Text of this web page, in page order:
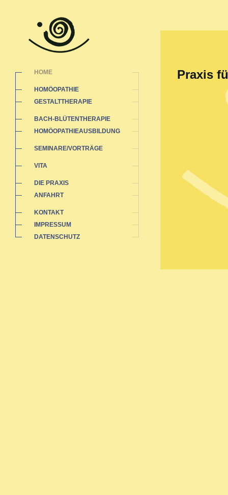
HOME
HOMÖOPATHIE
GESTALTTHERAPIE
BACH-BLÜTENTHERAPIE
HOMÖOPATHIEAUSBILDUNG
SEMINARE/VORTRÄGE
VITA
DIE PRAXIS
ANFAHRT
KONTAKT
IMPRESSUM
DATENSCHUTZ
Praxis